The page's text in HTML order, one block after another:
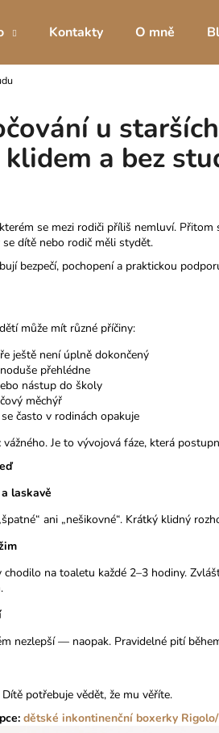
Kontakty O mně
u
a bez
se mezi rodiči příliš nemluví.
dítě nebo rodič měli stydět.
bezpečí, pochopení a praktickou
může mít různé příčiny:
ještě není úplně dokončený
přehlédne
nástup do školy
měchýř
často v rodinách opakuje
Je to vývojová fáze, která
laskavě
ani „nešikovné“. Krátký klidný
na toaletu každé 2–3 hodiny.
nezlepší — naopak. Pravidelné pití
potřebuje vědět, že mu věříte.
dětské inkontinenční boxerky Rigolo/
HLEDAT
BOXERKY S
PŘEDNÍM I